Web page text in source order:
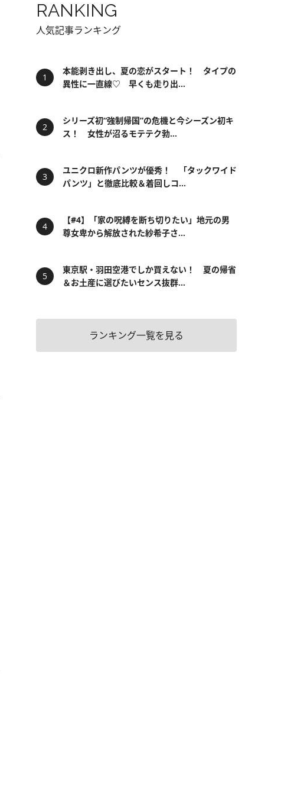
RANKING
人気記事ランキング
本能剥き出し、夏の恋がスタート！ タイプの
異性に一直線♡ 早くも走り出...
シリーズ初“強制帰国”の危機と今シーズン初キ
ス！ 女性が沼るモテテク勃...
ユニクロ新作パンツが優秀！ 「タックワイド
パンツ」と徹底比較＆着回しコ...
【#4】「家の呪縛を断ち切りたい」地元の男
尊女卑から解放された紗希子さ...
東京駅・羽田空港でしか買えない！ 夏の帰省
＆お土産に選びたいセンス抜群...
ランキング一覧を見る